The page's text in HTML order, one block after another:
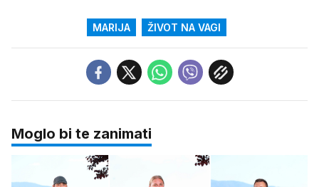
MARIJA ŽIVOT NA VAGI
Moglo bi te zanimati